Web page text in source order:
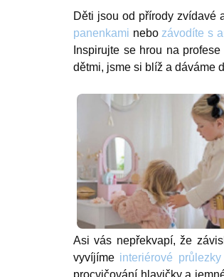
Děti jsou od přírody zvídavé
panenkami nebo závodíte s
Inspirujte se hrou na
dětmi, jsme si blíž a dáváme
Asi vás nepřekvapí, že
vyvíjíme interiérové
procvičování hlavičky a